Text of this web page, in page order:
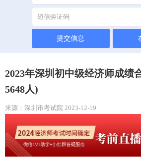
提交信息
2023年深圳初中级经济师成绩
5648人)
来源： 深圳市考试院 2023-12-19